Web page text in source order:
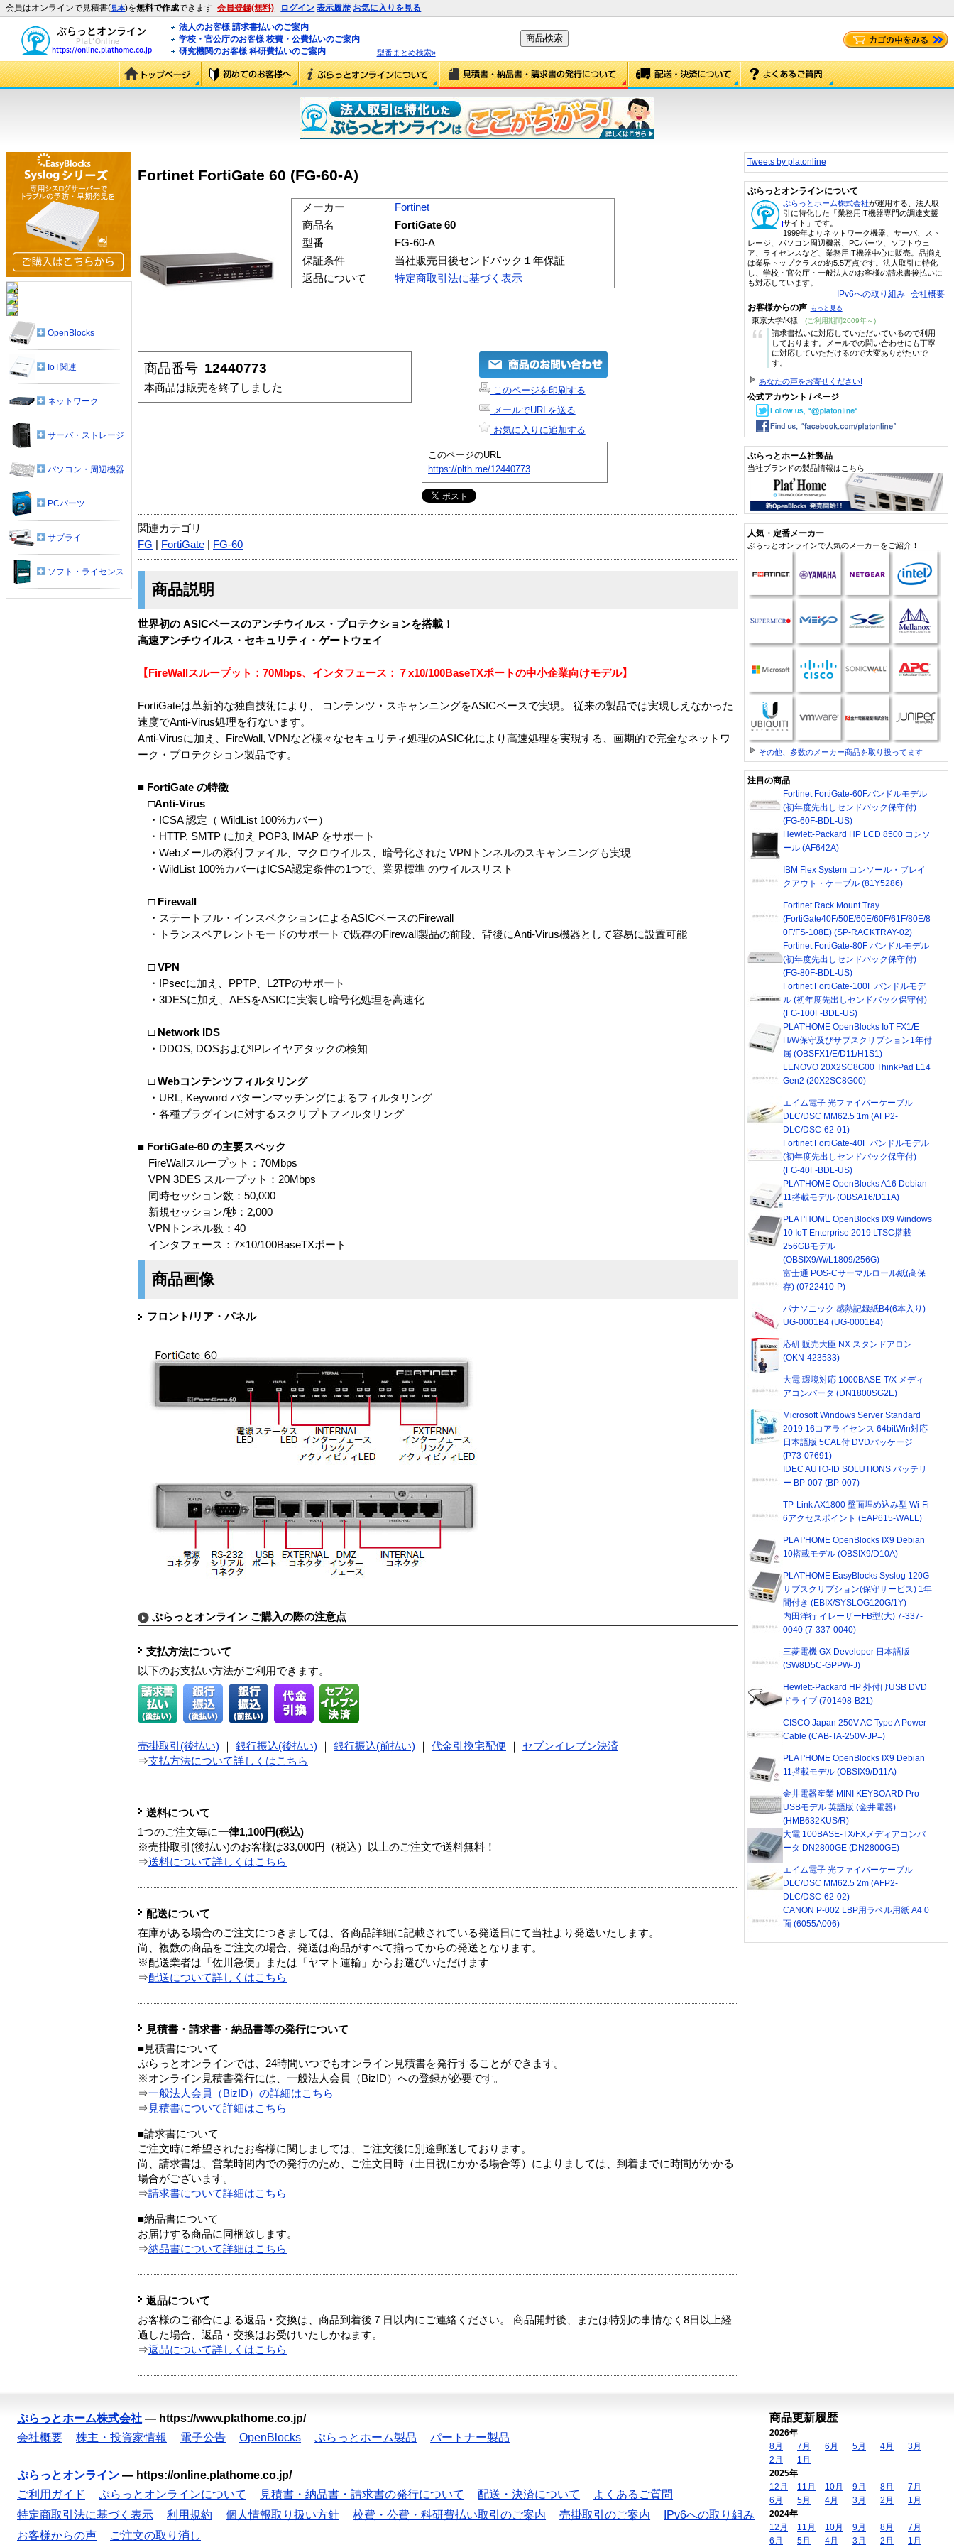
会員はオンラインで見積書(見本)を無料で作成できます 会員登録(無料) ログイン 表示履歴 お気に入りを見る
法人のお客様 請求書払いのご案内
学校・官公庁のお客様 校費・公費払いのご案内
研究機関のお客様 科研費払いのご案内
型番まとめ検索»
Fortinet FortiGate 60 (FG-60-A)
メーカー
Fortinet
商品名
FortiGate 60
型番
FG-60-A
保証条件
当社販売日後センドバック１年保証
返品について
特定商取引法に基づく表示
商品番号 12440773
本商品は販売を終了しました
このページを印刷する
メールでURLを送る
お気に入りに追加する
このページのURL
https://plth.me/12440773
関連カテゴリ
FG
FortiGate FG-60
商品説明
世界初の ASICベースのアンチウイルス・プロテクションを搭載！
高速アンチウイルス・セキュリティ・ゲートウェイ
【FireWallスループット：70Mbps、インタフェース：７x10/100BaseTXポートの中小企業向けモデル】
FortiGateは革新的な独自技術により、 コンテンツ・スキャンニングをASICベースで実現。 従来の製品では実現しえなかった
速度でAnti-Virus処理を行ないます。
Anti-Virusに加え、FireWall, VPNなど様々なセキュリティ処理のASIC化により高速処理を実現する、画期的で完全なネットワ
ーク・プロテクション製品です。
■ FortiGate の特徴
□Anti-Virus
・ICSA 認定（ WildList 100%カバー）
・HTTP, SMTP に加え POP3, IMAP をサポート
・Webメールの添付ファイル、マクロウイルス、暗号化された VPNトンネルのスキャンニングも実現
・WildList 100%カバーはICSA認定条件の1つで、業界標準 のウイルスリスト
□ Firewall
・ステートフル・インスペクションによるASICベースのFirewall
・トランスペアレントモードのサポートで既存のFirewall製品の前段、背後にAnti-Virus機器として容易に設置可能
□ VPN
・IPsecに加え、PPTP、L2TPのサポート
・3DESに加え、AESをASICに実装し暗号化処理を高速化
□ Network IDS
・DDOS, DOSおよびIPレイヤアタックの検知
□ Webコンテンツフィルタリング
・URL, Keyword パターンマッチングによるフィルタリング
・各種プラグインに対するスクリプトフィルタリング
■ FortiGate-60 の主要スペック
FireWallスループット：70Mbps
VPN 3DES スループット：20Mbps
同時セッション数：50,000
新規セッション/秒：2,000
VPNトンネル数：40
インタフェース：7×10/100BaseTXポート
商品画像
フロント/リア・パネル
ぷらっとオンライン ご購入の際の注意点
支払方法について
以下のお支払い方法がご利用できます。
売掛取引(後払い) 銀行振込(後払い) 銀行振込(前払い) 代金引換宅配便
セブンイレブン決済
⇒支払方法について詳しくはこちら
送料について
1つのご注文毎に一律1,100円(税込)
※売掛取引(後払い)のお客様は33,000円（税込）以上のご注文で送料無料！
⇒送料について詳しくはこちら
配送について
在庫がある場合のご注文につきましては、各商品詳細に記載されている発送日にて当社より発送いたします。
尚、複数の商品をご注文の場合、発送は商品がすべて揃ってからの発送となります。
※配送業者は「佐川急便」または「ヤマト運輸」からお選びいただけます
⇒配送について詳しくはこちら
見積書・請求書・納品書等の発行について
■見積書について
ぷらっとオンラインでは、24時間いつでもオンライン見積書を発行することができます。
※オンライン見積書発行には、一般法人会員（BizID）への登録が必要です。
⇒一般法人会員（BizID）の詳細はこちら
⇒ 見積書について詳細はこちら
■請求書について
ご注文時に希望されたお客様に関しましては、ご注文後に別途郵送しております。
尚、請求書は、営業時間内での発行のため、ご注文日時（土日祝にかかる場合等）によりましては、到着までに時間がかかる
場合がございます。
⇒請求書について詳細はこちら
■納品書について
お届けする商品に同梱致します。
⇒納品書について詳細はこちら
返品について
お客様のご都合による返品・交換は、商品到着後７日以内にご連絡ください。 商品開封後、または特別の事情なく8日以上経
過した場合、返品・交換はお受けいたしかねます。
⇒返品について詳しくはこちら
OpenBlocks
IoT関連
ネットワーク
サーバ・ストレージ
パソコン・周辺機器
PCパーツ
サプライ
ソフト・ライセンス
Tweets by platonline
ぷらっとオンラインについて
ぷらっとホーム株式会社が運用する、法人取
引に特化した「業務用IT機器専門の調達支援
サイト」です。
1999年よりネットワーク機器、サーバ、スト
レージ、パソコン周辺機器、PCパーツ、ソフトウェ
ア、ライセンスなど、業務用IT機器中心に販売。品揃え
は業界トップクラスの約5.5万点です。法人取引に特化
し、学校・官公庁・一般法人のお客様の請求書後払いに
も対応しています。
IPv6への取り組み 会社概要
お客様からの声 もっと見る
東京大学/K様 (ご利用期間2009年～)
“
請求書払いに対応していただいているので利用
しております。メールでの問い合わせにも丁寧
に対応していただけるので大変ありがたいで
す。
あなたの声をお寄せください!
公式アカウント / ページ
ぷらっとホーム社製品
当社ブランドの製品情報はこちら
人気・定番メーカー
ぷらっとオンラインで人気のメーカーをご紹介！
その他、多数のメーカー商品を取り扱ってます
注目の商品
Fortinet FortiGate-60Fバンドルモデル
(初年度先出しセンドバック保守付)
(FG-60F-BDL-US)
Hewlett-Packard HP LCD 8500 コンソ
ール (AF642A)
IBM Flex System コンソール・ブレイ
クアウト・ケーブル (81Y5286)
Fortinet Rack Mount Tray
(FortiGate40F/50E/60E/60F/61F/80E/8
0F/FS-108E) (SP-RACKTRAY-02)
Fortinet FortiGate-80F バンドルモデル
(初年度先出しセンドバック保守付)
(FG-80F-BDL-US)
Fortinet FortiGate-100F バンドルモデ
ル (初年度先出しセンドバック保守付)
(FG-100F-BDL-US)
PLAT'HOME OpenBlocks IoT FX1/E
H/W保守及びサブスクリプション1年付
属 (OBSFX1/E/D11/H1S1)
LENOVO 20X2SC8G00 ThinkPad L14
Gen2 (20X2SC8G00)
エイム電子 光ファイバーケーブル
DLC/DSC MM62.5 1m (AFP2-
DLC/DSC-62-01)
Fortinet FortiGate-40F バンドルモデル
(初年度先出しセンドバック保守付)
(FG-40F-BDL-US)
PLAT'HOME OpenBlocks A16 Debian
11搭載モデル (OBSA16/D11A)
PLAT'HOME OpenBlocks IX9 Windows
10 IoT Enterprise 2019 LTSC搭載
256GBモデル
(OBSIX9/W/L1809/256G)
富士通 POS-Cサーマルロール紙(高保
存) (0722410-P)
パナソニック 感熱記録紙B4(6本入り)
UG-0001B4 (UG-0001B4)
応研 販売大臣 NX スタンドアロン
(OKN-423533)
大電 環境対応 1000BASE-T/X メディ
アコンバータ (DN1800SG2E)
Microsoft Windows Server Standard
2019 16コアライセンス 64bitWin対応
日本語版 5CAL付 DVDパッケージ
(P73-07691)
IDEC AUTO-ID SOLUTIONS バッテリ
ー BP-007 (BP-007)
TP-Link AX1800 壁面埋め込み型 Wi-Fi
6アクセスポイント (EAP615-WALL)
PLAT'HOME OpenBlocks IX9 Debian
10搭載モデル (OBSIX9/D10A)
PLAT'HOME EasyBlocks Syslog 120G
サブスクリプション(保守サービス) 1年
間付き (EBIX/SYSLOG120G/1Y)
内田洋行 イレーザーFB型(大) 7-337-
0040 (7-337-0040)
三菱電機 GX Developer 日本語版
(SW8D5C-GPPW-J)
Hewlett-Packard HP 外付けUSB DVD
ドライブ (701498-B21)
CISCO Japan 250V AC Type A Power
Cable (CAB-TA-250V-JP=)
PLAT'HOME OpenBlocks IX9 Debian
11搭載モデル (OBSIX9/D11A)
金井電器産業 MINI KEYBOARD Pro
USBモデル 英語版 (金井電器)
(HMB632KUS/R)
大電 100BASE-TX/FXメディアコンバ
ータ DN2800GE (DN2800GE)
エイム電子 光ファイバーケーブル
DLC/DSC MM62.5 2m (AFP2-
DLC/DSC-62-02)
CANON P-002 LBP用ラベル用紙 A4 0
面 (6055A006)
ぷらっとホーム株式会社 — https://www.plathome.co.jp/
会社概要
株主・投資家情報 電子公告 OpenBlocks ぷらっとホーム製品 パートナー製品
ぷらっとオンライン — https://online.plathome.co.jp/
ご利用ガイド
ぷらっとオンラインについて 見積書・納品書・請求書の発行について 配送・決済について
よくあるご質問
特定商取引法に基づく表示
利用規約 個人情報取り扱い方針 校費・公費・科研費払い取引のご案内 売掛取引のご案内
IPv6への取り組み
お客様からの声
ご注文の取り消し
商品更新履歴
2026年
8月
7月 6月 5月 4月
3月
2月
1月
2025年
12月
11月 10月 9月 8月
7月
6月
5月 4月 3月 2月
1月
2024年
12月
11月 10月 9月 8月
7月
6月
5月 4月 3月 2月 1月